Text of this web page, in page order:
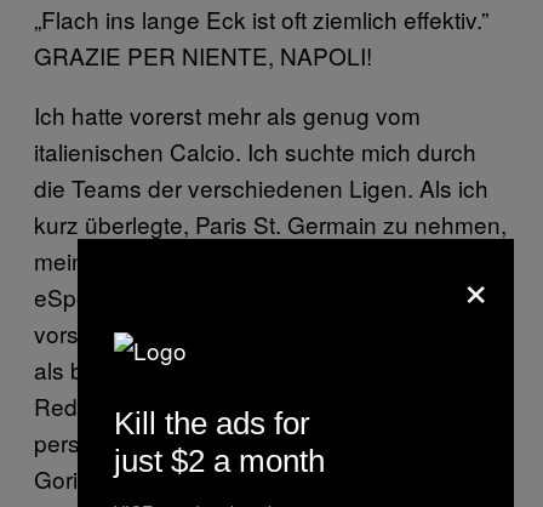
„Flach ins lange Eck ist oft ziemlich effektiv.”
GRAZIE PER NIENTE, NAPOLI!
Ich hatte vorerst mehr als genug vom
italienischen Calcio. Ich suchte mich durch
die Teams der verschiedenen Ligen. Als ich
kurz überlegte, Paris St. Germain zu nehmen,
meinte Cihan: „PSG will ja auch in den
eSports einsteigen. Ich kann mir gut
vorstellen, dass die August Rosenmeier (gilt
als bester FIFA-Spieler der Welt; Anm. d.
Red.) verpflichten wollen, aber den finde ich
persönlich nicht soo krass. Und noch Huge
Gorilla. Ich weiß nicht, wie der wirklich heißt,
×
Kill the ads for
just $2 a month